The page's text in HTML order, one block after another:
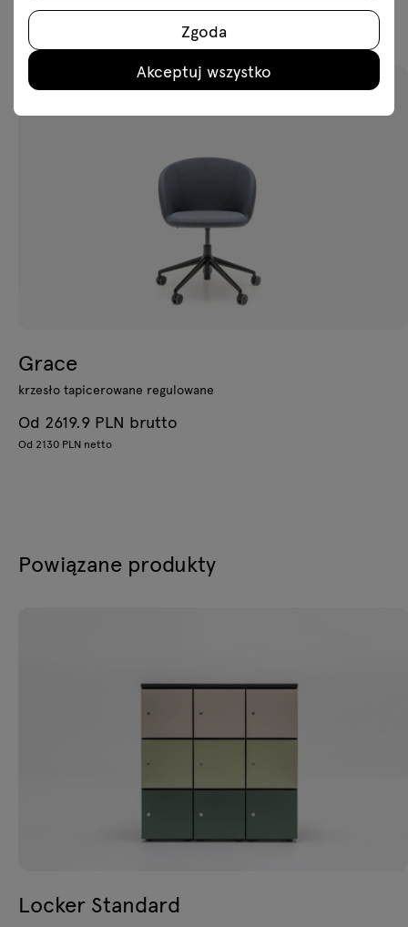
Polecane produkty
Grace
krzesło tapicerowane regulowane
Od 2619.9 PLN brutto
Od 2130 PLN netto
Powiązane produkty
Locker Standard
Zgoda
Akceptuj wszystko